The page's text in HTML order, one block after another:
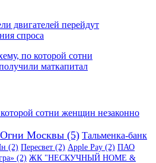
двигателей перейдут
спроса
сотни женщин незаконно
Огни Москвы (5) Тальменка-банк
(2) Пересвет (2) Apple Pay (2) ПАО
(2) ЖК "НЕСКУЧНЫЙ HOME &